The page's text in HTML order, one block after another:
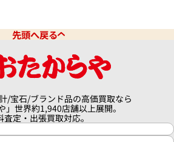
先頭へ戻る
/宝石/ブランド品の高価買取なら
」世界約1,940店舗以上展開。
査定・出張買取対応。